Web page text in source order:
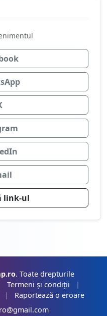
link-ul
. Toate drepturile
Termeni și condiții
|
|
Raportează o eroare